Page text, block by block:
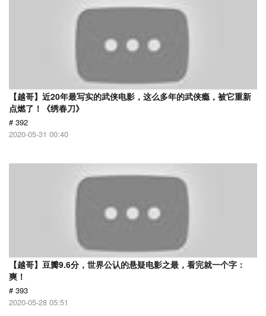
【越哥】近20年最写实的武侠电影，这么多年的武侠瘾，被它重新
点燃了！《绣春刀》
# 392
2020-05-31 00:40
【越哥】豆瓣9.6分，世界公认的悬疑电影之最，看完就一个字：
爽！
# 393
2020-05-28 05:51